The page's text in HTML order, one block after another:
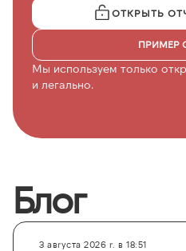
ОТКРЫТЬ
ПРИМЕР
Мы используем только
и легально.
Блог
3 августа 2026 г. в 18:51